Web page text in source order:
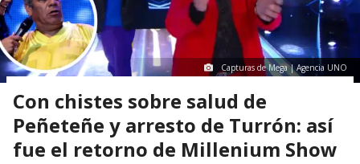
Capturas de Mega | Agencia UNO
Con chistes sobre salud de
Peñeteñe y arresto de Turrón: así
fue el retorno de Millenium Show